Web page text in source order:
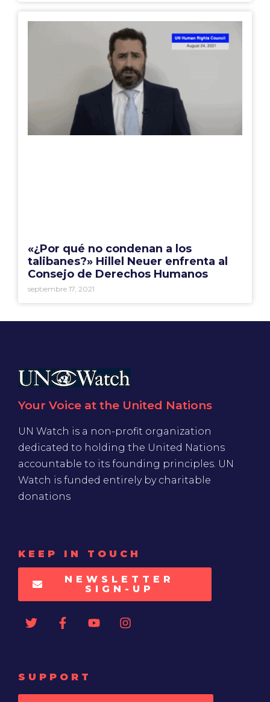
«¿Por qué no condenan a los
talibanes?» Hillel Neuer enfrenta al
Consejo de Derechos Humanos
septiembre 17, 2021
Your Voice at the United Nations
UN Watch is a non-profit organization
dedicated to holding the United Nations
accountable to its founding principles. UN
Watch is funded entirely by charitable
donations
KEEP IN TOUCH
NEWSLETTER
SIGN-UP
SUPPORT